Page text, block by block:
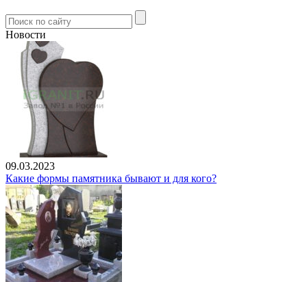
Новости
09.03.2023
Какие формы памятника бывают и для кого?